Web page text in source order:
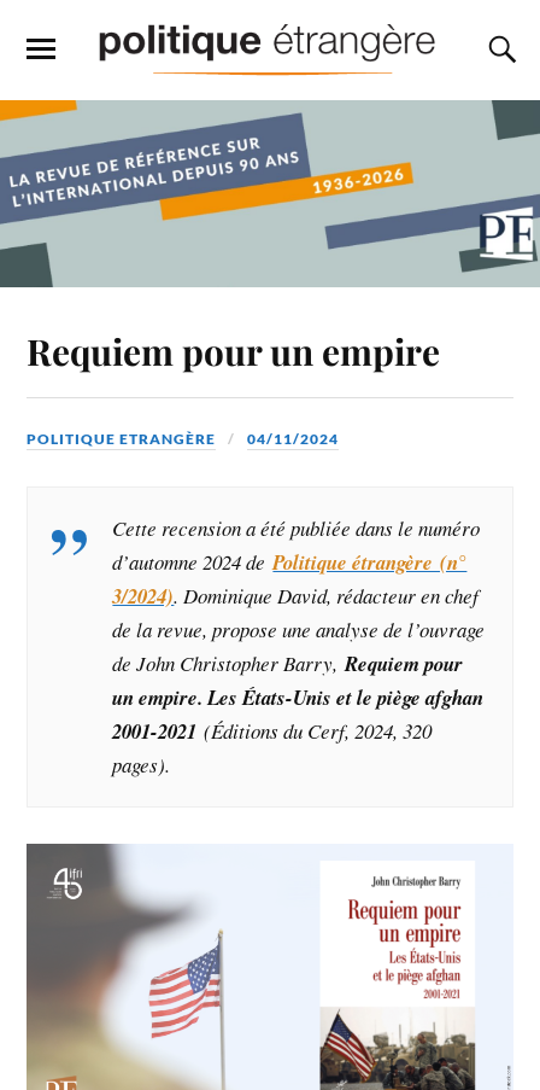
Requiem pour un empire
POLITIQUE ETRANGÈRE 04/11/2024
Cette recension a été publiée dans le numéro
d’automne 2024 dePolitique étrangère (n°
3/2024). Dominique David, rédacteur en chef
de la revue, propose une analyse de l’ouvrage
de John Christopher Barry, Requiem pour
un empire. Les États-Unis et le piège afghan
2001-2021(Éditions du Cerf, 2024, 320
pages).